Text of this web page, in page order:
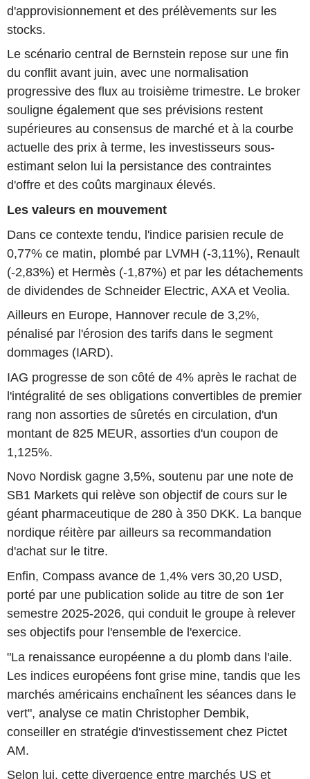
d'approvisionnement et des prélèvements sur les
stocks.
Le scénario central de Bernstein repose sur une fin
du conflit avant juin, avec une normalisation
progressive des flux au troisième trimestre. Le broker
souligne également que ses prévisions restent
supérieures au consensus de marché et à la courbe
actuelle des prix à terme, les investisseurs sous-
estimant selon lui la persistance des contraintes
d'offre et des coûts marginaux élevés.
Les valeurs en mouvement
Dans ce contexte tendu, l'indice parisien recule de
0,77% ce matin, plombé par LVMH (-3,11%), Renault
(-2,83%) et Hermès (-1,87%) et par les détachements
de dividendes de Schneider Electric, AXA et Veolia.
Ailleurs en Europe, Hannover recule de 3,2%,
pénalisé par l'érosion des tarifs dans le segment
dommages (IARD).
IAG progresse de son côté de 4% après le rachat de
l'intégralité de ses obligations convertibles de premier
rang non assorties de sûretés en circulation, d'un
montant de 825 MEUR, assorties d'un coupon de
1,125%.
Novo Nordisk gagne 3,5%, soutenu par une note de
SB1 Markets qui relève son objectif de cours sur le
géant pharmaceutique de 280 à 350 DKK. La banque
nordique réitère par ailleurs sa recommandation
d'achat sur le titre.
Enfin, Compass avance de 1,4% vers 30,20 USD,
porté par une publication solide au titre de son 1er
semestre 2025-2026, qui conduit le groupe à relever
ses objectifs pour l'ensemble de l'exercice.
"La renaissance européenne a du plomb dans l'aile.
Les indices européens font grise mine, tandis que les
marchés américains enchaînent les séances dans le
vert", analyse ce matin Christopher Dembik,
conseiller en stratégie d'investissement chez Pictet
AM.
Selon lui, cette divergence entre marchés US et